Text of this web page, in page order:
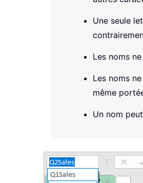
Une seule
Les noms
Les noms
même
Un nom